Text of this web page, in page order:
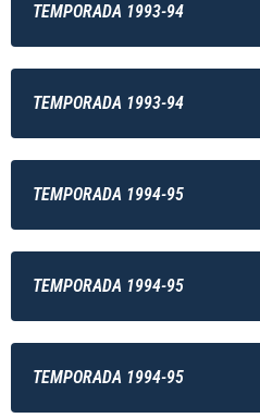
TEMPORADA 1993-94
TEMPORADA 1993-94
TEMPORADA 1994-95
TEMPORADA 1994-95
TEMPORADA 1994-95